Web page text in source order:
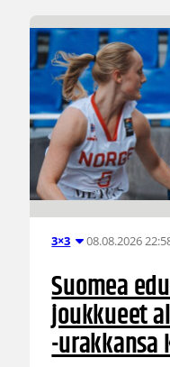
3×3 08.08.2026
Suomea
joukkueet
-urakkansa